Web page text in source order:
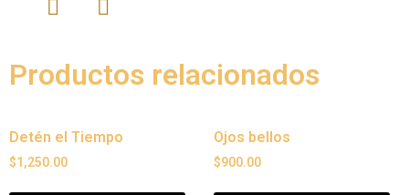
Productos relacionados
Detén el Tiempo
$1,250.00
Ojos bellos
$900.00